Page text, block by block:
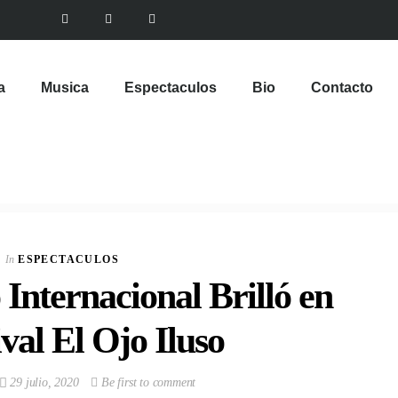
Musica Espectaculos Bio Contacto
In ESPECTACULOS
Brilló en
El Ojo Iluso
29 julio, 2020 Be first to comment